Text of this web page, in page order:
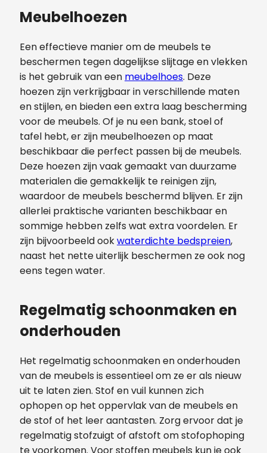
Meubelhoezen
Een effectieve manier om de meubels te
beschermen tegen dagelijkse slijtage en vlekken
is het gebruik van een meubelhoes. Deze
hoezen zijn verkrijgbaar in verschillende maten
en stijlen, en bieden een extra laag bescherming
voor de meubels. Of je nu een bank, stoel of
tafel hebt, er zijn meubelhoezen op maat
beschikbaar die perfect passen bij de meubels.
Deze hoezen zijn vaak gemaakt van duurzame
materialen die gemakkelijk te reinigen zijn,
waardoor de meubels beschermd blijven. Er zijn
allerlei praktische varianten beschikbaar en
sommige hebben zelfs wat extra voordelen. Er
zijn bijvoorbeeld ookwaterdichte bedspreien,
naast het nette uiterlijk beschermen ze ook nog
eens tegen water.
Regelmatig schoonmaken en
onderhouden
Het regelmatig schoonmaken en onderhouden
van de meubels is essentieel om ze er als nieuw
uit te laten zien. Stof en vuil kunnen zich
ophopen op het oppervlak van de meubels en
de stof of het leer aantasten. Zorg ervoor dat je
regelmatig stofzuigt of afstoft om stofophoping
te voorkomen. Voor stoffen meubels kun je ook